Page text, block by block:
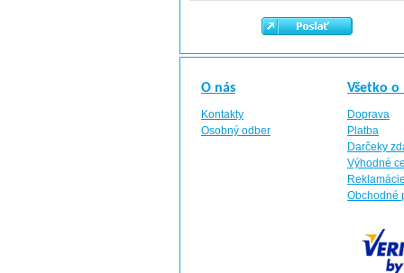
O nás Všetko o
Kontakty
Doprava
Osobný odber
Platba
Darčeky
Výhodné
Obchodné